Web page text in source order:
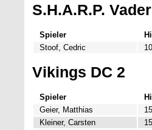
S.H.A.R.P. Vader
Spieler
Stoof, Cedric
Vikings DC 2
Spieler
Geier, Matthias
Kleiner, Carsten
15